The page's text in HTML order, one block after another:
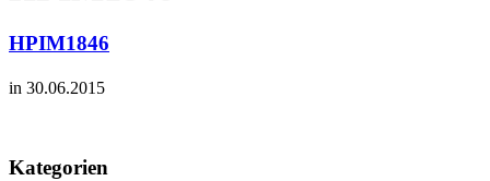
HPIM1846
in 30.06.2015
Kategorien